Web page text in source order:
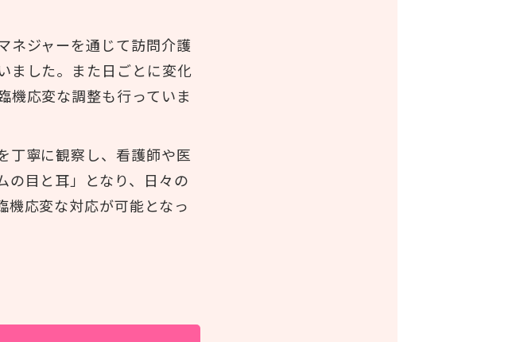
ネジャーを通じて訪問介護
ました。また日ごとに変化
機応変な調整も行っていま
丁寧に観察し、看護師や医
の目と耳」となり、日々の
機応変な対応が可能となっ